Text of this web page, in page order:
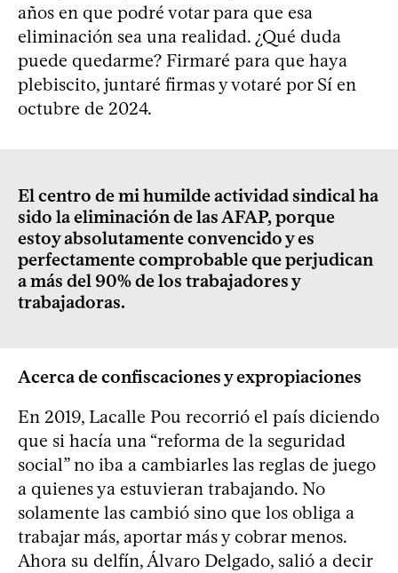
años en que podré votar para que esa
eliminación sea una realidad. ¿Qué duda
puede quedarme? Firmaré para que haya
plebiscito, juntaré firmas y votaré por Sí en
octubre de 2024.
El centro de mi humilde actividad sindical ha
sido la eliminación de las AFAP, porque
estoy absolutamente convencido y es
perfectamente comprobable que perjudican
a más del 90% de los trabajadores y
trabajadoras.
Acerca de confiscaciones y expropiaciones
En 2019, Lacalle Pou recorrió el país diciendo
que si hacía una “reforma de la seguridad
social” no iba a cambiarles las reglas de juego
a quienes ya estuvieran trabajando. No
solamente las cambió sino que los obliga a
trabajar más, aportar más y cobrar menos.
Ahora su delfín, Álvaro Delgado, salió a decir